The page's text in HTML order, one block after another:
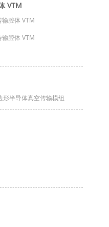
VTM
腔体 VTM
腔体 VTM
形半导体真空传输模组